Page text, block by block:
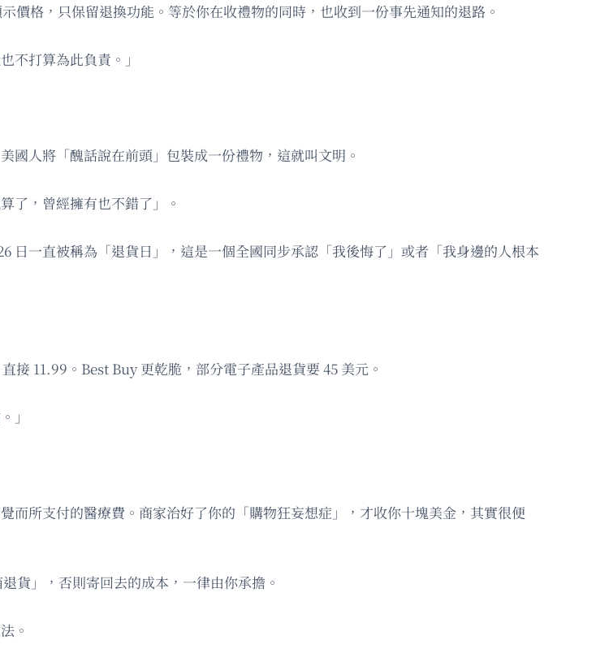
格，只保留退換功能。等於你在收禮物的同時，也收到一份事先通知的退路。
不打算為此負責。」
國人將「醜話說在前頭」包裝成一份禮物，這就叫文明。
了，曾經擁有也不錯了」。
日一直被稱為「退貨日」，這是一個全國同步承認「我後悔了」或者「我身邊的人根本
11.99。Best Buy 更乾脆，部分電子產品退貨要 45 美元。
」
而所支付的醫療費。商家治好了你的「購物狂妄想症」，才收你十塊美金，其實很便
貨」，否則寄回去的成本，一律由你承擔。
。